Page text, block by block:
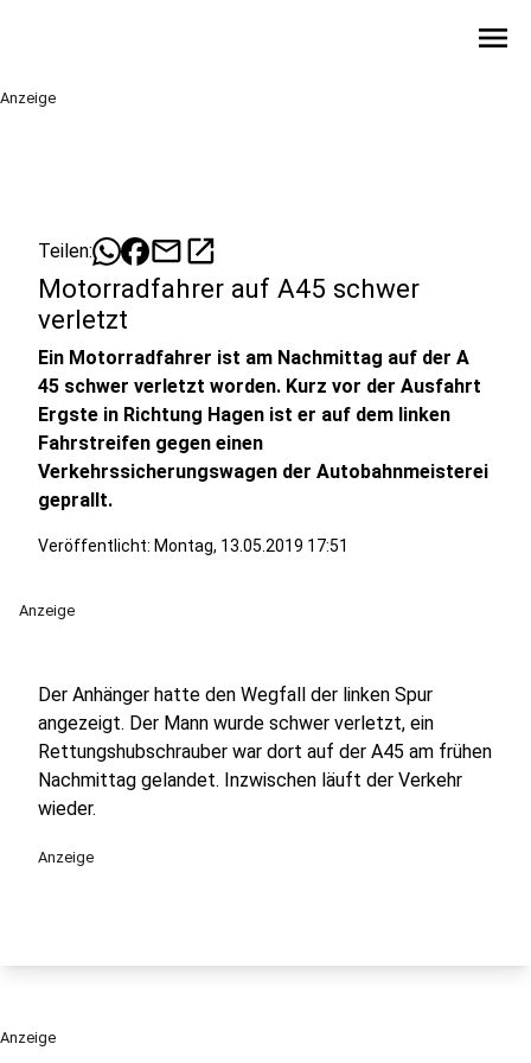
menu
Anzeige
Teilen: mailopen_in_new
Motorradfahrer auf A45 schwer
verletzt
Ein Motorradfahrer ist am Nachmittag auf der A
45 schwer verletzt worden. Kurz vor der Ausfahrt
Ergste in Richtung Hagen ist er auf dem linken
Fahrstreifen gegen einen
Verkehrssicherungswagen der Autobahnmeisterei
geprallt.
Veröffentlicht: Montag, 13.05.2019 17:51
Anzeige
Der Anhänger hatte den Wegfall der linken Spur
angezeigt. Der Mann wurde schwer verletzt, ein
Rettungshubschrauber war dort auf der A45 am frühen
Nachmittag gelandet. Inzwischen läuft der Verkehr
wieder.
Anzeige
Anzeige